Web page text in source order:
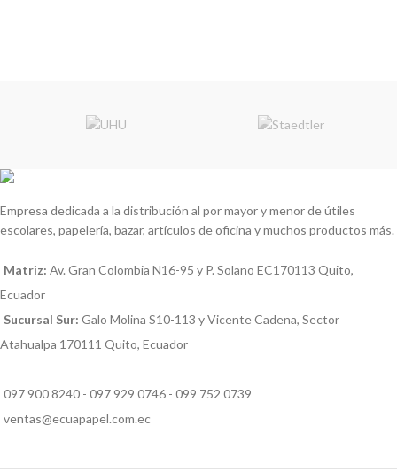
Empresa dedicada a la distribución al por mayor y menor de útiles
escolares, papelería, bazar, artículos de oficina y muchos productos más.
Matriz: Av. Gran Colombia N16-95 y P. Solano EC170113 Quito,
Ecuador
Sucursal Sur: Galo Molina S10-113 y Vicente Cadena, Sector
Atahualpa 170111 Quito, Ecuador
097 900 8240 - 097 929 0746 - 099 752 0739
ventas@ecuapapel.com.ec